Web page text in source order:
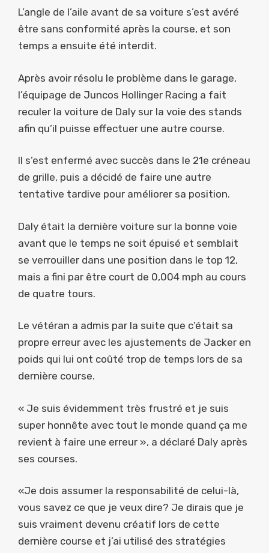
L’angle de l’aile avant de sa voiture s’est avéré
être sans conformité après la course, et son
temps a ensuite été interdit.
Après avoir résolu le problème dans le garage,
l’équipage de Juncos Hollinger Racing a fait
reculer la voiture de Daly sur la voie des stands
afin qu’il puisse effectuer une autre course.
Il s’est enfermé avec succès dans le 21e créneau
de grille, puis a décidé de faire une autre
tentative tardive pour améliorer sa position.
Daly était la dernière voiture sur la bonne voie
avant que le temps ne soit épuisé et semblait
se verrouiller dans une position dans le top 12,
mais a fini par être court de 0,004 mph au cours
de quatre tours.
Le vétéran a admis par la suite que c’était sa
propre erreur avec les ajustements de Jacker en
poids qui lui ont coûté trop de temps lors de sa
dernière course.
« Je suis évidemment très frustré et je suis
super honnête avec tout le monde quand ça me
revient à faire une erreur », a déclaré Daly après
ses courses.
«Je dois assumer la responsabilité de celui-là,
vous savez ce que je veux dire? Je dirais que je
suis vraiment devenu créatif lors de cette
dernière course et j’ai utilisé des stratégies